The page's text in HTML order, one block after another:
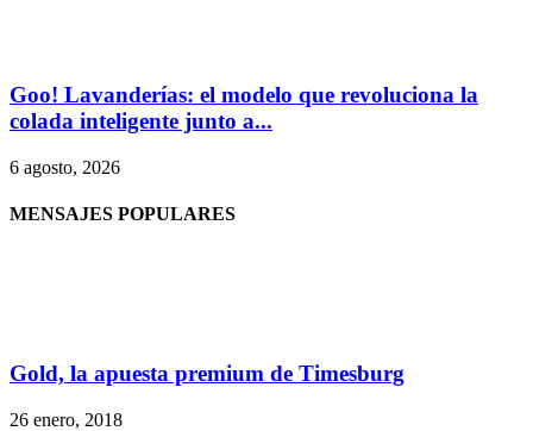
Goo! Lavanderías: el modelo que revoluciona la
colada inteligente junto a...
6 agosto, 2026
MENSAJES POPULARES
Gold, la apuesta premium de Timesburg
26 enero, 2018